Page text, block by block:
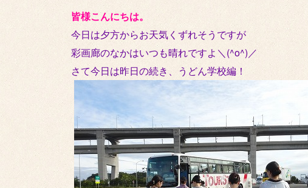
皆様こんにちは。
今日は夕方からお天気くずれそうですが
彩画廊のなかはいつも晴れですよ＼(^o^)／
さて今日は昨日の続き、うどん学校編！